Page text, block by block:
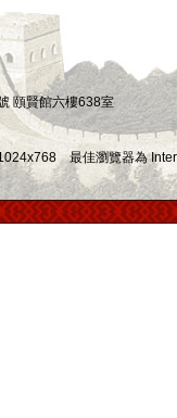
頤賢館六樓638室
最佳瀏覽器為